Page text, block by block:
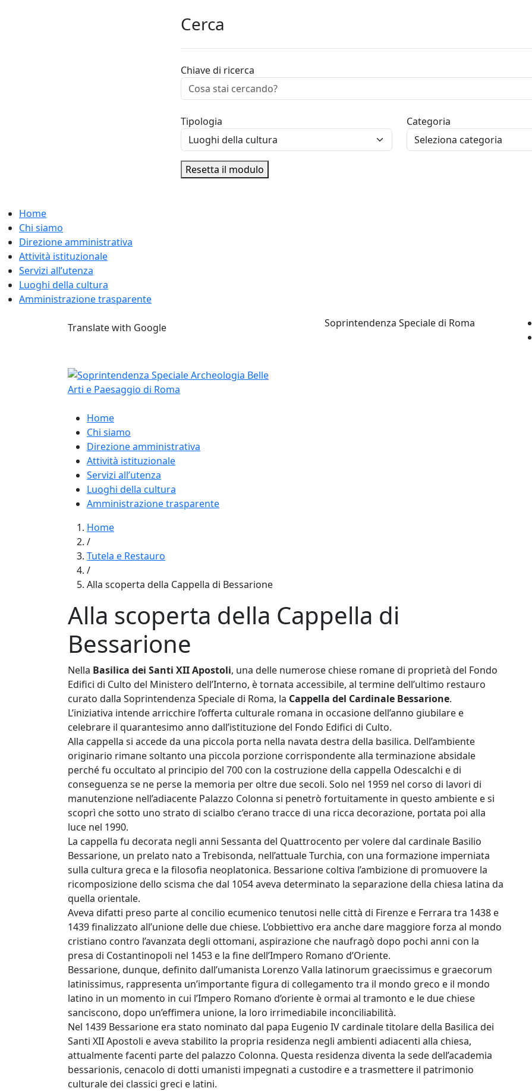
Cerca
Chiave di ricerca
Tipologia Categoria
Resetta il modulo
Home
Chi siamo
Direzione amministrativa
Attività istituzionale
Servizi all’utenza
Luoghi della cultura
Amministrazione trasparente
Translate with Google Soprintendenza Speciale di Roma
Home
Chi siamo
Direzione amministrativa
Attività istituzionale
Servizi all’utenza
Luoghi della cultura
Amministrazione trasparente
Home
/
Tutela e Restauro
/
Alla scoperta della Cappella di Bessarione
Alla scoperta della Cappella di
Bessarione
Nella Basilica dei Santi XII Apostoli, una delle numerose chiese romane di proprietà del Fondo
Edifici di Culto del Ministero dell’Interno, è tornata accessibile, al termine dell’ultimo restauro
curato dalla Soprintendenza Speciale di Roma, la Cappella del Cardinale Bessarione.
L’iniziativa intende arricchire l’offerta culturale romana in occasione dell’anno giubilare e
celebrare il quarantesimo anno dall’istituzione del Fondo Edifici di Culto.
Alla cappella si accede da una piccola porta nella navata destra della basilica. Dell’ambiente
originario rimane soltanto una piccola porzione corrispondente alla terminazione absidale
perché fu occultato al principio del 700 con la costruzione della cappella Odescalchi e di
conseguenza se ne perse la memoria per oltre due secoli. Solo nel 1959 nel corso di lavori di
manutenzione nell’adiacente Palazzo Colonna si penetrò fortuitamente in questo ambiente e si
scoprì che sotto uno strato di scialbo c’erano tracce di una ricca decorazione, portata poi alla
luce nel 1990.
La cappella fu decorata negli anni Sessanta del Quattrocento per volere dal cardinale Basilio
Bessarione, un prelato nato a Trebisonda, nell’attuale Turchia, con una formazione imperniata
sulla cultura greca e la filosofia neoplatonica. Bessarione coltiva l’ambizione di promuovere la
ricomposizione dello scisma che dal 1054 aveva determinato la separazione della chiesa latina da
quella orientale.
Aveva difatti preso parte al concilio ecumenico tenutosi nelle città di Firenze e Ferrara tra 1438 e
1439 finalizzato all’unione delle due chiese. L’obbiettivo era anche dare maggiore forza al mondo
cristiano contro l’avanzata degli ottomani, aspirazione che naufragò dopo pochi anni con la
presa di Costantinopoli nel 1453 e la fine dell’Impero Romano d’Oriente.
Bessarione, dunque, definito dall’umanista Lorenzo Valla latinorum graecissimus e graecorum
latinissimus, rappresenta un’importante figura di collegamento tra il mondo greco e il mondo
latino in un momento in cui l’Impero Romano d’oriente è ormai al tramonto e le due chiese
sanciscono, dopo un’effimera unione, la loro irrimediabile inconciliabilità.
Nel 1439 Bessarione era stato nominato dal papa Eugenio IV cardinale titolare della Basilica dei
Santi XII Apostoli e aveva stabilito la propria residenza negli ambienti adiacenti alla chiesa,
attualmente facenti parte del palazzo Colonna. Questa residenza diventa la sede dell’academia
bessarionis, cenacolo di dotti umanisti impegnati a custodire e a trasmettere il patrimonio
culturale dei classici greci e latini.